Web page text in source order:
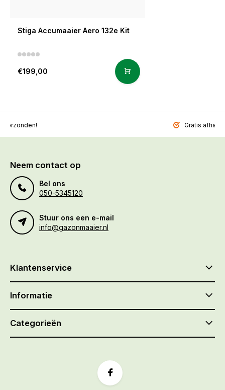
Stiga Accumaaier Aero 132e Kit
€199,00
verzonden! Gratis
Neem contact op
Bel ons
050-5345120
Stuur ons een e-mail
info@gazonmaaier.nl
Klantenservice
Informatie
Categorieën